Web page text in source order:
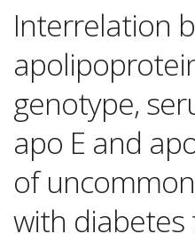
Interrelation
genotype,
apo E and
of
with diabetes